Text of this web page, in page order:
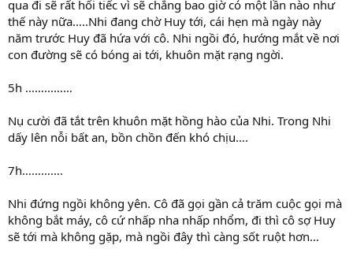
qua đi sẽ rất hối tiếc vì sẽ chẳng bao giờ có một lần nào như
thế này nữa…..Nhi đang chờ Huy tới, cái hẹn mà ngày này
năm trước Huy đã hứa với cô. Nhi ngồi đó, hướng mắt về nơi
con đường sẽ có bóng ai tới, khuôn mặt rạng ngời.
5h ……………
Nụ cười đã tắt trên khuôn mặt hồng hào của Nhi. Trong Nhi
dấy lên nỗi bất an, bồn chồn đến khó chịu….
7h………….
Nhi đứng ngồi không yên. Cô đã gọi gần cả trăm cuộc gọi mà
không bắt máy, cô cứ nhấp nha nhấp nhổm, đi thì cô sợ Huy
sẽ tới mà không gặp, mà ngồi đây thì càng sốt ruột hơn…